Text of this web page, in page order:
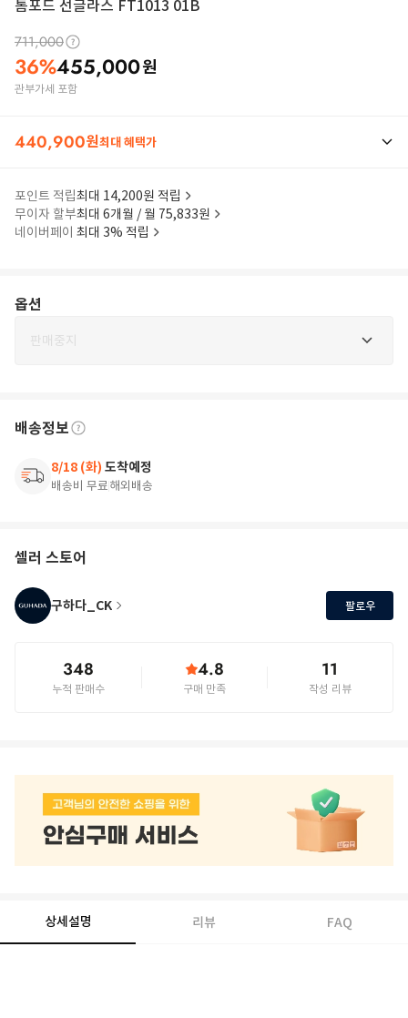
톰포드 선글라스 FT1013 01B
711,000
36%455,000원
관부가세 포함
440,900원최대 혜택가
포인트 적립최대 14,200원 적립
무이자 할부최대 6개월 / 월 75,833원
네이버페이 최대 3% 적립
옵션
판매중지
배송정보
8/18 (화) 도착예정
배송비 무료해외배송
셀러 스토어
구하다_CK 팔로우
348
누적 판매수
4.8
구매 만족
11
작성 리뷰
상세설명 리뷰 FAQ